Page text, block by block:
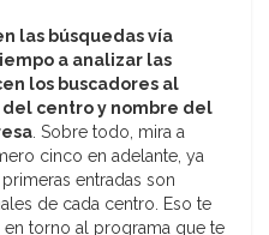
las búsquedas vía
a analizar las
los buscadores al
centro y nombre del
. Sobre todo, mira a
cinco en adelante, ya
entradas son
de cada centro. Eso te
torno al programa que te